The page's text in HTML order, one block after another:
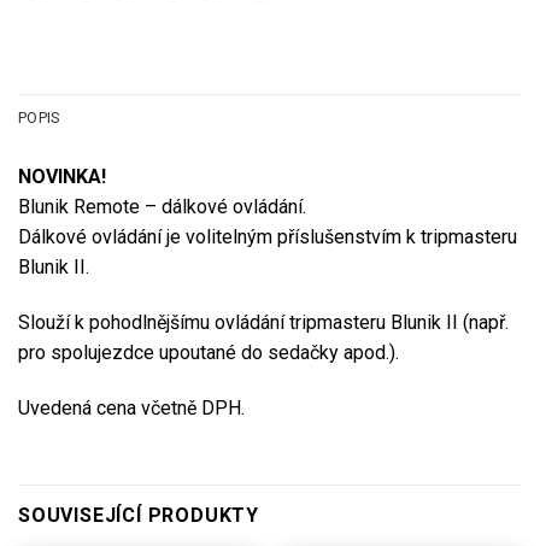
POPIS
NOVINKA!
Blunik Remote – dálkové ovládání.
Dálkové ovládání je volitelným příslušenstvím k tripmasteru
Blunik II.
Slouží k pohodlnějšímu ovládání tripmasteru Blunik II (např.
pro spolujezdce upoutané do sedačky apod.).
Uvedená cena včetně DPH.
SOUVISEJÍCÍ PRODUKTY